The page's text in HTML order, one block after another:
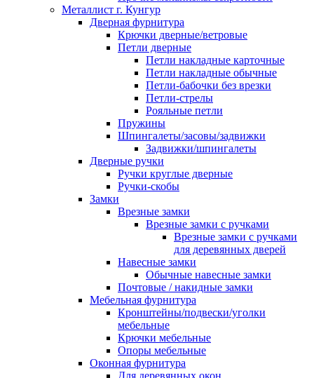
Металлист г. Кунгур
Дверная фурнитура
Крючки дверные/ветровые
Петли дверные
Петли накладные карточные
Петли накладные обычные
Петли-бабочки без врезки
Петли-стрелы
Рояльные петли
Пружины
Шпингалеты/засовы/задвижки
Задвижки/шпингалеты
Дверные ручки
Ручки круглые дверные
Ручки-скобы
Замки
Врезные замки
Врезные замки с ручками
Врезные замки с ручками
для деревянных дверей
Навесные замки
Обычные навесные замки
Почтовые / накидные замки
Мебельная фурнитура
Кронштейны/подвески/уголки
мебельные
Крючки мебельные
Опоры мебельные
Оконная фурнитура